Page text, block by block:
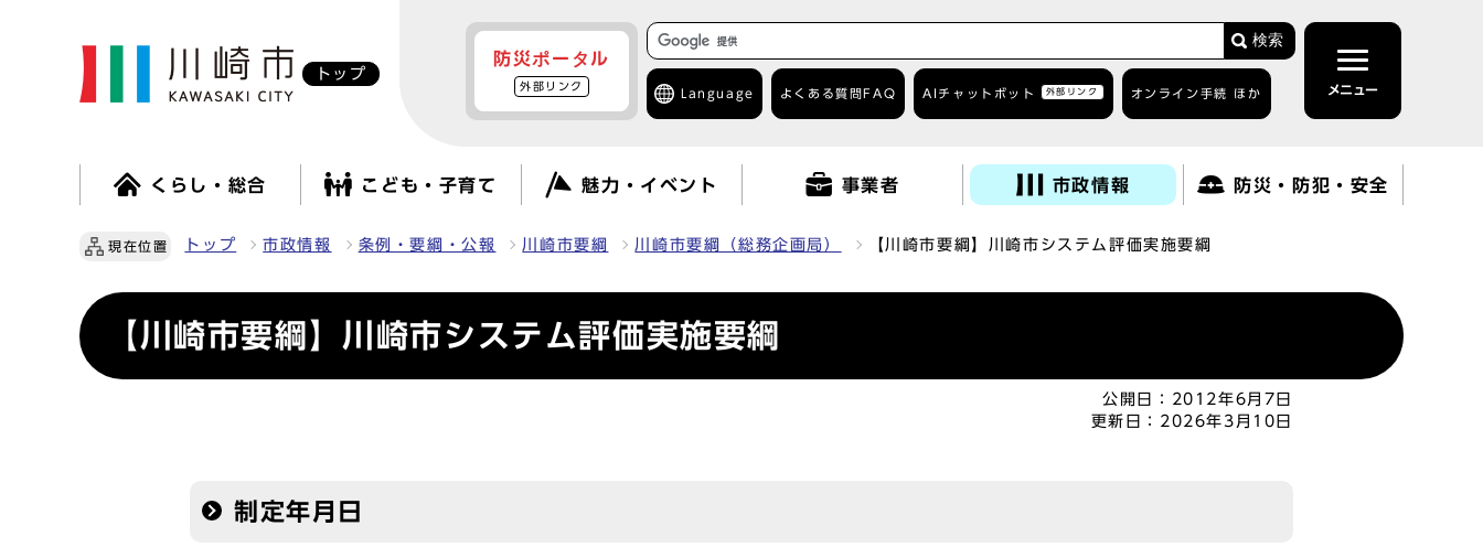
トップ
防災ポータル
外部リンク
検索
Language よくある質問 FAQ AIチャットボット 外部リンク オンライン手続 ほか メニュー
くらし・総合 こども・子育て 魅力・イベント 事業者 市政情報 防災・防犯・安全
現在位置 トップ 市政情報 条例・要綱・公報 川崎市要綱 川崎市要綱（総務企画局） 【川崎市要綱】川崎市システム評価実施要綱
【川崎市要綱】川崎市システム評価実施要綱
公開日：
2012年6月7日
更新日： 2026年3月10日
制定年月日